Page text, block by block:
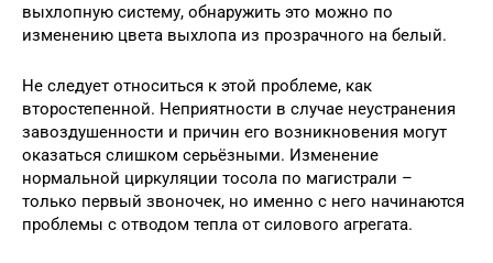
выхлопную систему, обнаружить это можно по
изменению цвета выхлопа из прозрачного на белый.
Не следует относиться к этой проблеме, как
второстепенной. Неприятности в случае неустранения
завоздушенности и причин его возникновения могут
оказаться слишком серьёзными. Изменение
нормальной циркуляции тосола по магистрали –
только первый звоночек, но именно с него начинаются
проблемы с отводом тепла от силового агрегата.